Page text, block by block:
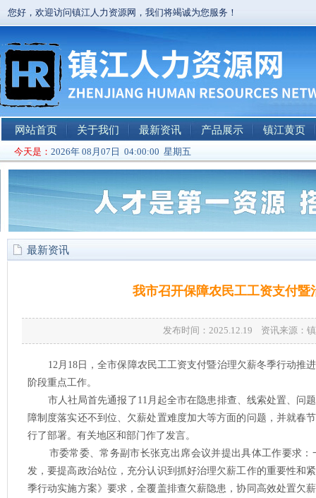
您好，欢迎访问镇江人力资源网，我们将竭诚为您服务！
网站首页 关于我们 最新资讯 产品展示 镇江黄页
今天是： 2026年 08月07日 04:00:00 星期五
最新资讯
我市召开保障农民工工资支付暨
发布时间：2025.12.19 资讯来源：
12月18日，全市保障农民工工资支付暨治理欠薪冬季行动推
阶段重点工作。
市人社局首先通报了11月起全市在隐患排查、线索处置、问
障制度落实还不到位、欠薪处置难度加大等方面的问题，并就春
行了部署。有关地区和部门作了发言。
市委常委、常务副市长张克出席会议并提出具体工作要求：
发，要提高政治站位，充分认识到抓好治理欠薪工作的重要性和
季行动实施方案》要求，全覆盖排查欠薪隐患，协同高效处置欠